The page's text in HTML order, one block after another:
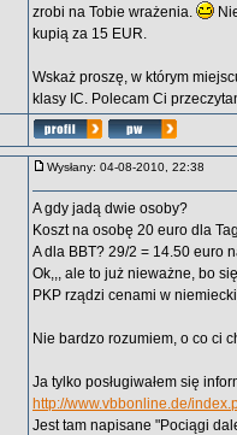
zrobi na Tobie wrażenia.
kupią za 15 EUR.
Wskaż proszę, w którym
klasy IC. Polecam Ci
Wysłany: 04-08-2010, 22:38
A gdy jadą dwie osoby?
Koszt na osobę 20 euro dla
A dla BBT? 29/2 = 14.50 euro
Ok,,, ale to już nieważne, bo
PKP rządzi cenami w
Nie bardzo rozumiem, o co ci
Ja tylko posługiwałem się
http://www.vbbonline.de/
Jest tam napisane "Pociągi